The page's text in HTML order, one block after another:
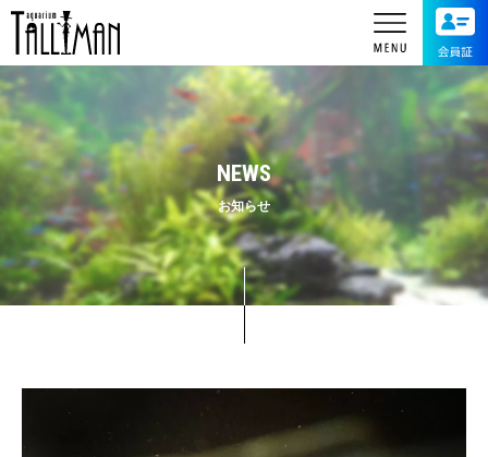
NEWS
お知らせ